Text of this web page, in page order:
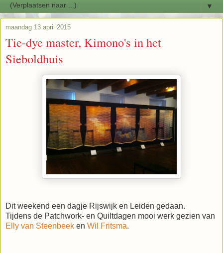
▼
maandag 13 april 2015
Tie-dye master, Kimono's in het
Sieboldhuis
Dit weekend een dagje Rijswijk en Leiden gedaan.
Tijdens de Patchwork- en Quiltdagen mooi werk gezien van
Elly van Steenbeek en Wil Fritsma.